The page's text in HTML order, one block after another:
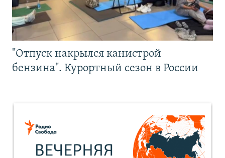
"Отпуск накрылся канистрой
бензина". Курортный сезон в России